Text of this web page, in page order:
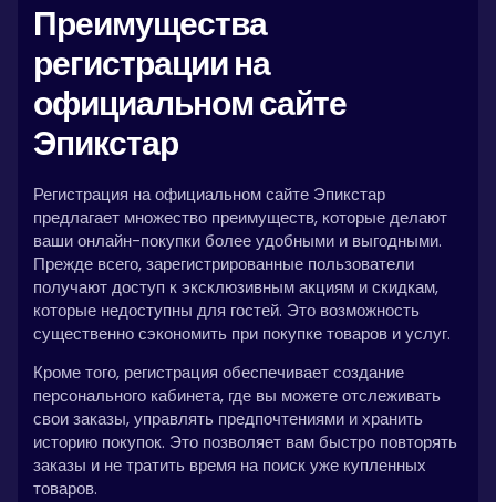
Преимущества
регистрации на
официальном сайте
Эпикстар
Регистрация на официальном сайте Эпикстар
предлагает множество преимуществ, которые делают
ваши онлайн-покупки более удобными и выгодными.
Прежде всего, зарегистрированные пользователи
получают доступ к эксклюзивным акциям и скидкам,
которые недоступны для гостей. Это возможность
существенно сэкономить при покупке товаров и услуг.
Кроме того, регистрация обеспечивает создание
персонального кабинета, где вы можете отслеживать
свои заказы, управлять предпочтениями и хранить
историю покупок. Это позволяет вам быстро повторять
заказы и не тратить время на поиск уже купленных
товаров.